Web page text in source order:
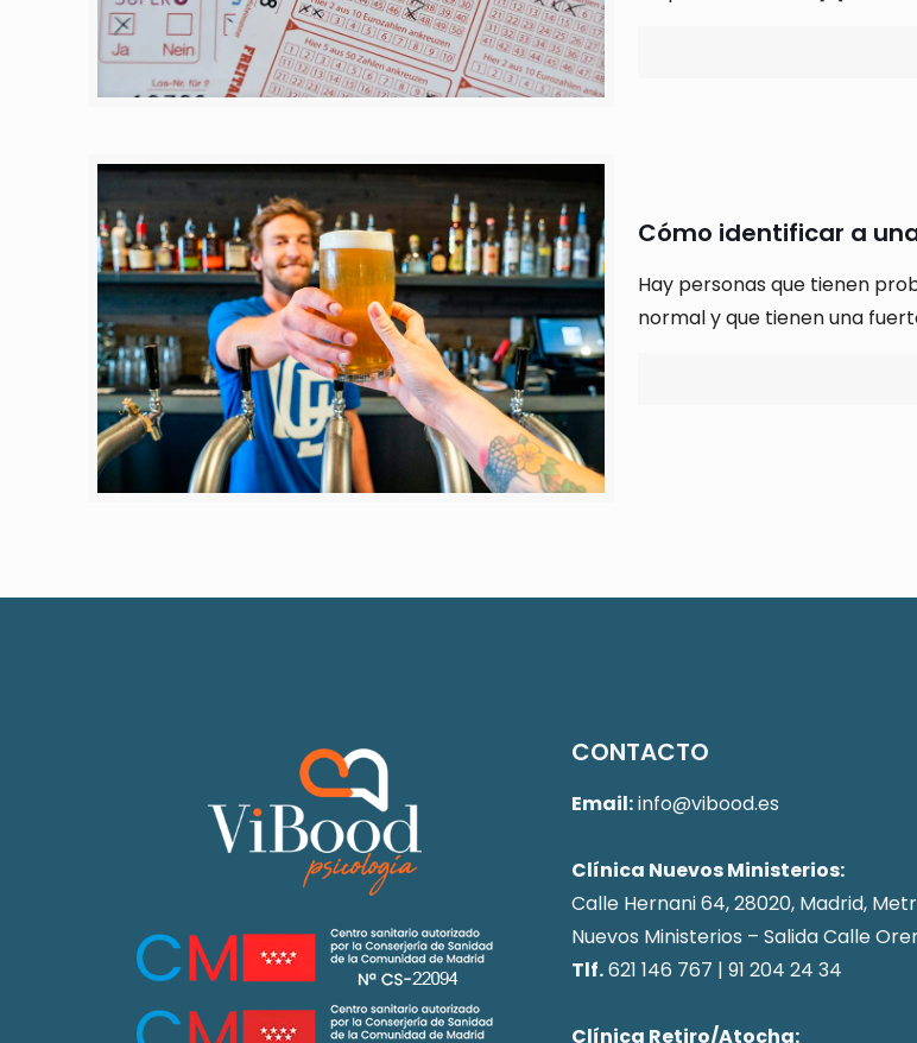
Cómo identificar a
Hay personas que tienen
normal y que tienen una
CONTACTO
Email:info@vibood.es
Clínica Nuevos Ministerios:
Calle Hernani 64, 28020, Madrid,
Nuevos Ministerios – Salida Calle
Tlf.621 146 767 | 91 204 24 34
Clínica Retiro/Atocha: